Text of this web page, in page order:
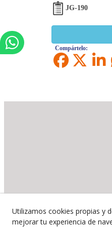
JG-190
Compártelo:
Utilizamos cookies propias y
mejorar tu experiencia de